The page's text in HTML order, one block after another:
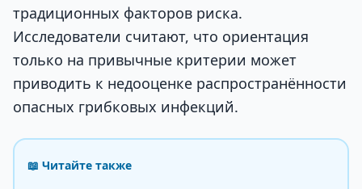
традиционных факторов риска.
Исследователи считают, что ориентация
только на привычные критерии может
приводить к недооценке распространённости
опасных грибковых инфекций.
📖 Читайте также